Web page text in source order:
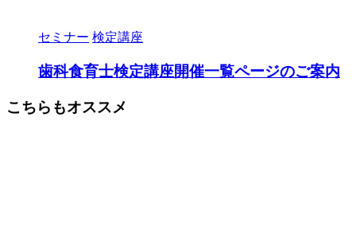
セミナー 検定講座
歯科食育士検定講座開催一覧ページのご案内
こちらもオススメ